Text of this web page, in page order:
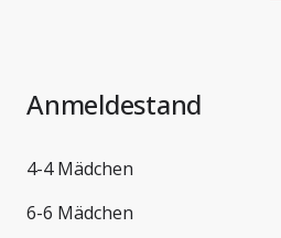
Anmeldestand
4-4 Mädchen
6-6 Mädchen